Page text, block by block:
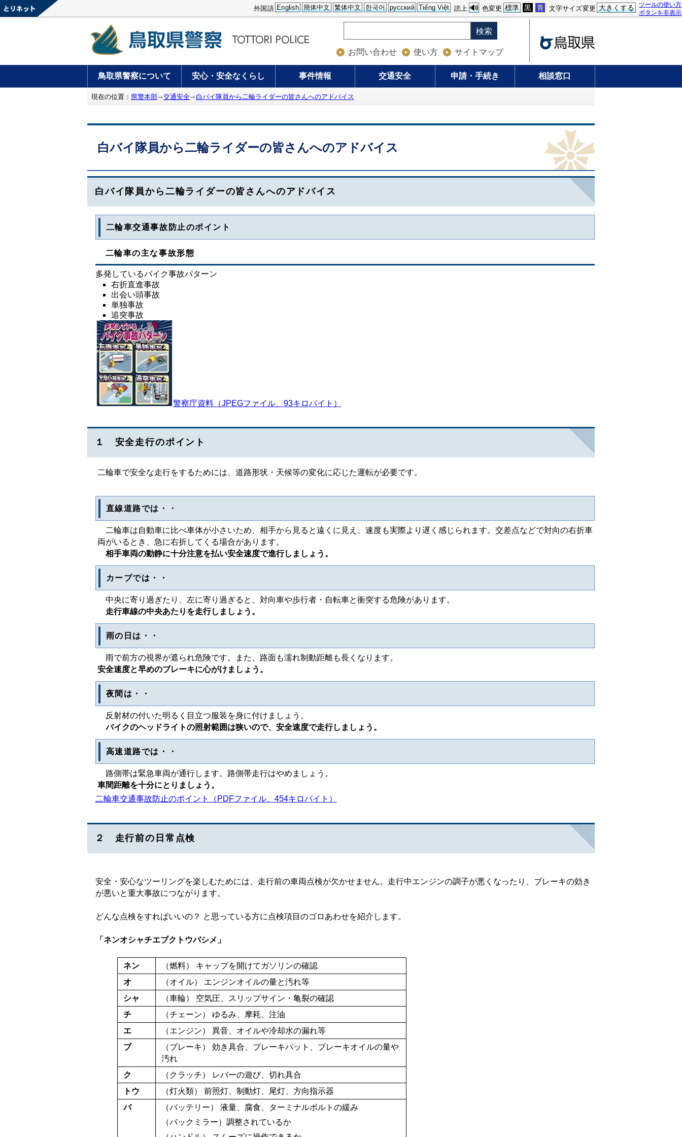
ツールの使い方
ボタンを非表示
文字サイズ変更 大きくする
色変更 標準 黒 青
読上
外国語 English 簡体中文 繁体中文 한국어 русский Tiếng Việt
検索
お問い合わせ 使い方 サイトマップ
鳥取県警察について 安心・安全なくらし 事件情報 交通安全 申請・手続き 相談窓口
現在の位置： 県警本部 交通安全 白バイ隊員から二輪ライダーの皆さんへのアドバイス
白バイ隊員から二輪ライダーの皆さんへのアドバイス
白バイ隊員から二輪ライダーの皆さんへのアドバイス
二輪車交通事故防止のポイント
二輪車の主な事故形態
多発しているバイク事故パターン
右折直進事故
出会い頭事故
単独事故
追突事故
警察庁資料（JPEGファイル、93キロバイト）
１ 安全走行のポイント
二輪車で安全な走行をするためには、道路形状・天候等の変化に応じた運転が必要です。
直線道路では・・
二輪車は自動車に比べ車体が小さいため、相手から見ると遠くに見え、速度も実際より遅く感じられます。交差点などで対向の右折車
両がいるとき、急に右折してくる場合があります。
相手車両の動静に十分注意を払い安全速度で進行しましょう。
カーブでは・・
中央に寄り過ぎたり、左に寄り過ぎると、対向車や歩行者・自転車と衝突する危険があります。
走行車線の中央あたりを走行しましょう。
雨の日は・・
雨で前方の視界が遮られ危険です。また、路面も濡れ制動距離も長くなります。
安全速度と早めのブレーキに心がけましょう。
夜間は・・
反射材の付いた明るく目立つ服装を身に付けましょう。
バイクのヘッドライトの照射範囲は狭いので、安全速度で走行しましょう。
高速道路では・・
路側帯は緊急車両が通行します。路側帯走行はやめましょう。
車間距離を十分にとりましょう。
二輪車交通事故防止のポイント（PDFファイル、454キロバイト）
２ 走行前の日常点検
安全・安心なツーリングを楽しむためには、走行前の車両点検が欠かせません。走行中エンジンの調子が悪くなったり、ブレーキの効き
が悪いと重大事故につながります。
どんな点検をすればいいの？ と思っている方に点検項目のゴロあわせを紹介します。
「ネンオシャチエブクトウバシメ」
ネン
（燃料） キャップを開けてガソリンの確認
オ
（オイル） エンジンオイルの量と汚れ等
シャ
（車輪） 空気圧、スリップサイン・亀裂の確認
チ
（チェーン） ゆるみ、摩耗、注油
エ
（エンジン） 異音、オイルや冷却水の漏れ等
ブ
（ブレーキ） 効き具合、ブレーキパット、ブレーキオイルの量や
汚れ
ク
（クラッチ） レバーの遊び、切れ具合
トウ
（灯火類） 前照灯、制動灯、尾灯、方向指示器
バ
（バッテリー） 液量、腐食、ターミナルボルトの緩み
（バックミラー）調整されているか